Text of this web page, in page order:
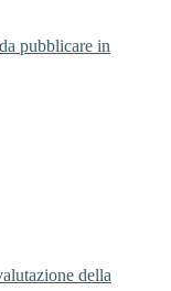
pubblicare in
della